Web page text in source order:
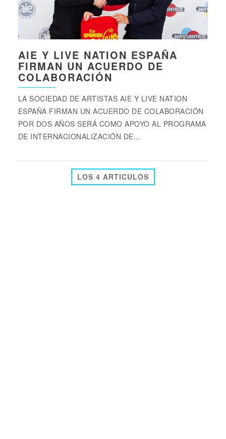
AIE Y LIVE NATION ESPAÑA
FIRMAN UN ACUERDO DE
COLABORACIÓN
LA SOCIEDAD DE ARTISTAS AIE Y LIVE NATION
ESPAÑA FIRMAN UN ACUERDO DE COLABORACIÓN
POR DOS AÑOS SERÁ COMO APOYO AL PROGRAMA
DE INTERNACIONALIZACIÓN DE...
LOS 4 ARTICULOS